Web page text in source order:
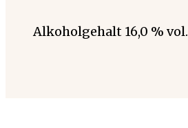
Alkoholgehalt 16,0 % vol.